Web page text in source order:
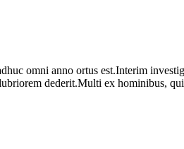
omni anno ortus est.Interim
dederit.Multi ex hominibus,